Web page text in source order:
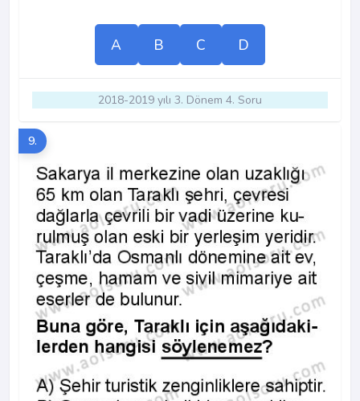
A B C D
2018-2019 yılı 3. Dönem 4. Soru
9.